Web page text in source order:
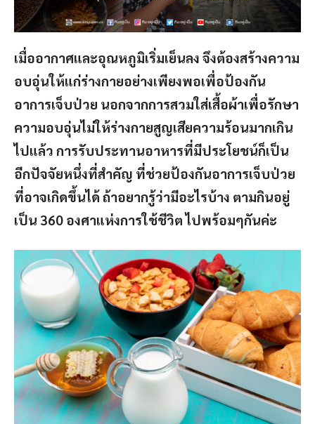
เมื่ออากาศและอุณหภูมิเริ่มเย็นลง จึงต้องสร้างความ
อบอุ่นให้แก่ร่างกายอย่างเพียงพอเพื่อป้องกัน
อาการเจ็บป่วย นอกจากการสวมใส่เสื้อผ้าเพื่อรักษา
ความอบอุ่นไม่ให้ร่างกายสูญเสียความร้อนมากเกิน
ไปแล้ว การรับประทานอาหารที่มีประโยชน์ก็เป็น
อีกปัจจัยหนึ่งที่สำคัญ ที่ช่วยป้องกันอาการเจ็บป่วย
ที่อาจเกิดขึ้นได้ ถ้าอยากรู้ว่ามีอะไรบ้าง ตามกินอยู่
เป็น 360 องศาแห่งการใช้ชีวิต ไปพร้อมๆกันค่ะ